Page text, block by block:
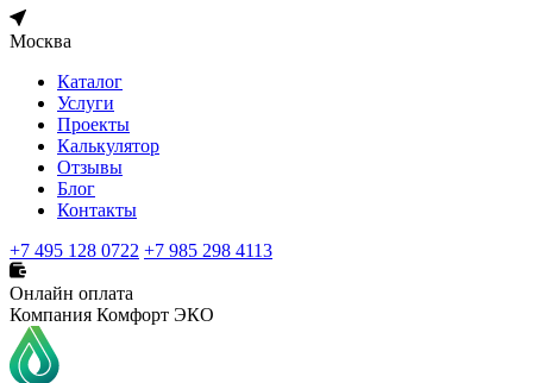
Москва
Каталог
Услуги
Проекты
Калькулятор
Отзывы
Блог
Контакты
+7 495 128 0722 +7 985 298 4113
Онлайн оплата
Компания Комфорт ЭКО